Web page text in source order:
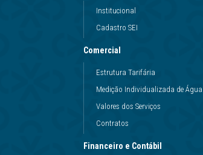
Institucional
Cadastro SEI
Comercial
Estrutura Tarifária
Medição Individualizada de Água
Valores dos Serviços
Contratos
Financeiro e Contábil